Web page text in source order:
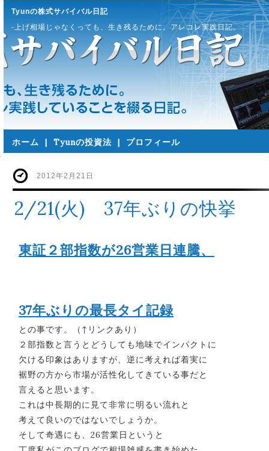
Tyunの株式サバイバル日記
-上げ相場じゃなくっても、生き残るために。アレコレ実践日記。
ホーム | Tyunの投資法 | プロフィール
2012年2月21日
2/21(火) 37年ぶりの快挙
東証２部指数が26営業日連騰、
37年ぶりの最長タイ記録
との事です。（↑リンクあり）
２部指数と言うとどうしても地味でインパクトに
欠ける印象はありますが、逆に考えれば着実に
裾野の方から市場が活性化してきている事だと
言えると思います。
これは中長期的に見て非常に明るい流れと
考えて良いのではないでしょうか。
そして奇遇にも、26営業日というと